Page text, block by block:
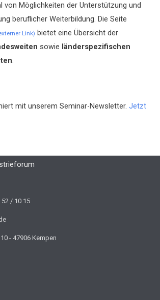
von Möglichkeiten der Unterstützung und
beruflicher Weiterbildung. Die Seite
Link) bietet eine Übersicht der
sowie länderspezifischen
.
mit unserem Seminar-Newsletter. Jetzt
/ 10 15
- 47906 Kempen